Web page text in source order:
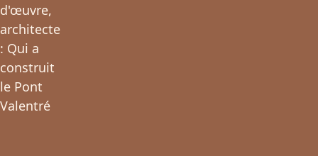
d'œuvre,
architecte
: Qui a
construit
le Pont
Valentré